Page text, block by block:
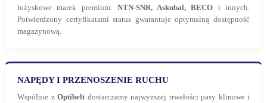
łożyskowe marek premium: NTN-SNR, Askubal, BECO i innych.
Potwierdzony certyfikatami status gwarantuje optymalną dostępność
magazynową.
NAPĘDY I PRZENOSZENIE RUCHU
Wspólnie z Optibelt dostarczamy najwyższej trwałości pasy klinowe i